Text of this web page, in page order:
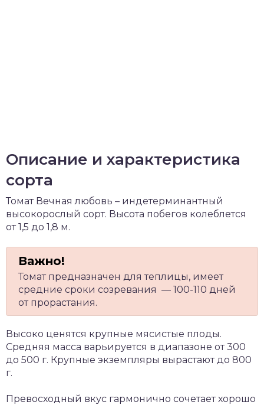
Описание и характеристика
сорта
Томат Вечная любовь – индетерминантный
высокорослый сорт. Высота побегов колеблется
от 1,5 до 1,8 м.
Томат предназначен для теплицы, имеет
средние сроки созревания — 100-110 дней
от прорастания.
Высоко ценятся крупные мясистые плоды.
Средняя масса варьируется в диапазоне от 300
до 500 г. Крупные экземпляры вырастают до 800
г.
Превосходный вкус гармонично сочетает хорошо